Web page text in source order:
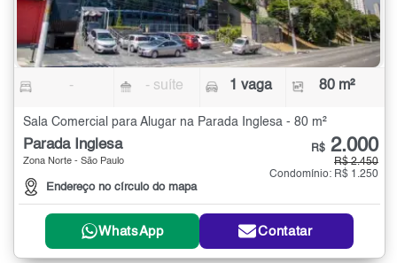
- - suíte 1 vaga 80 m²
Sala Comercial para Alugar na Parada Inglesa - 80 m²
Parada Inglesa
Zona Norte - São Paulo
Endereço no círculo do mapa
R$ 2.000
R$ 2.450
Condomínio: R$ 1.250
WhatsApp Contatar